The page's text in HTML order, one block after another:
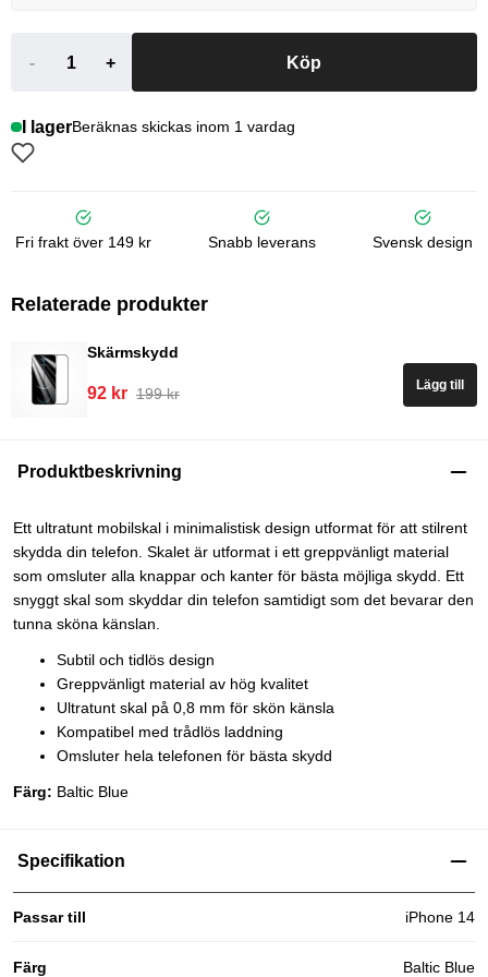
- + Köp
I lagerBeräknas skickas inom 1 vardag
Fri frakt över 149 kr Snabb leverans Svensk design
Relaterade produkter
Skärmskydd
92 kr 199 kr
Lägg till
Produktbeskrivning
Ett ultratunt mobilskal i minimalistisk design utformat för att stilrent
skydda din telefon. Skalet är utformat i ett greppvänligt material
som omsluter alla knappar och kanter för bästa möjliga skydd. Ett
snyggt skal som skyddar din telefon samtidigt som det bevarar den
tunna sköna känslan.
Subtil och tidlös design
Greppvänligt material av hög kvalitet
Ultratunt skal på 0,8 mm för skön känsla
Kompatibel med trådlös laddning
Omsluter hela telefonen för bästa skydd
Färg: Baltic Blue
Specifikation
Passar till iPhone 14
Färg Baltic Blue